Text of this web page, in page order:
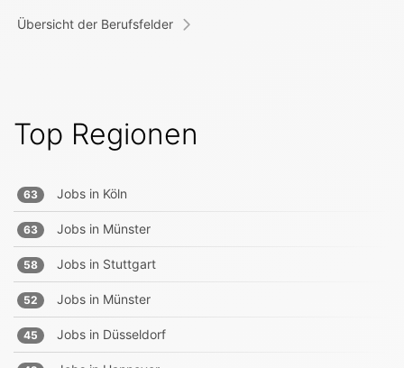
Übersicht der Berufsfelder
Top Regionen
63 Jobs in Köln
63 Jobs in Münster
58 Jobs in Stuttgart
52 Jobs in Münster
45 Jobs in Düsseldorf